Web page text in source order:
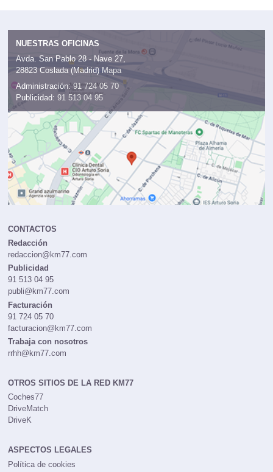
NUESTRAS OFICINAS
Avda. San Pablo 28 - Nave 27,
28823 Coslada (Madrid) Mapa
Administración: 91 724 05 70
Publicidad: 91 513 04 95
CONTACTOS
Redacción
redaccion@km77.com
Publicidad
91 513 04 95
publi@km77.com
Facturación
91 724 05 70
facturacion@km77.com
Trabaja con nosotros
rrhh@km77.com
OTROS SITIOS DE LA RED KM77
Coches77
DriveMatch
DriveK
ASPECTOS LEGALES
Política de cookies